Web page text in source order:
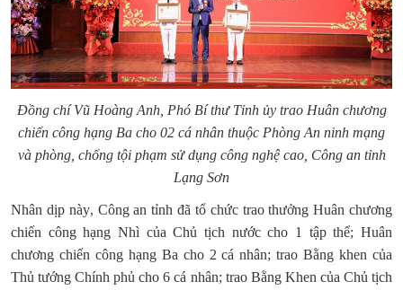
Đồng chíVũ Hoàng Anh, Phó Bí thư Tỉnh ủy trao Huân chương
chiến công hạng Ba cho 02 cá nhân thuộc Phòng An ninh mạng
và phòng, chống tội phạm sử dụng công nghệ cao, Công an tỉnh
Lạng Sơn
Nhân dịp này, Công an tỉnh đã tổ chức trao thưởng Huân chương
chiến công hạng Nhì của Chủ tịch nước cho 1 tập thể; Huân
chương chiến công hạng Ba cho 2 cá nhân; trao Bằng khen của
Thủ tướng Chính phủ cho 6 cá nhân; trao Bằng Khen của Chủ tịch